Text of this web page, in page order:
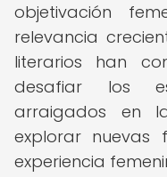
objetivación
relevancia
literarios han
desafiar los
arraigados en
explorar nuevas
experiencia